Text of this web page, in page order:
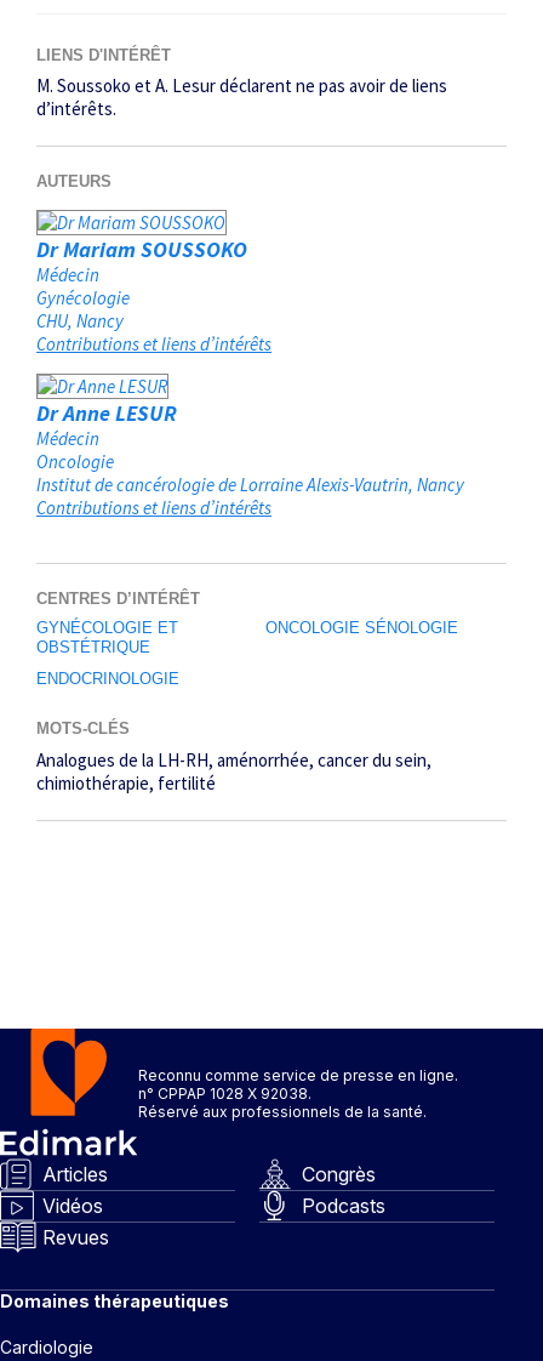
LIENS D'INTÉRÊT
M. Soussoko et A. Lesur déclarent ne pas avoir de liens
d’intérêts.
AUTEURS
Dr Mariam SOUSSOKO
Médecin
Gynécologie
CHU Nancy
Contributions et liens d’intérêts
Dr Anne LESUR
Médecin
Oncologie
Institut de cancérologie de Lorraine Alexis-Vautrin Nancy
Contributions et liens d’intérêts
CENTRES D’INTÉRÊT
GYNÉCOLOGIE ET
OBSTÉTRIQUE
ONCOLOGIE SÉNOLOGIE
ENDOCRINOLOGIE
MOTS-CLÉS
Analogues de la LH-RH aménorrhée cancer du sein
chimiothérapie fertilité
Reconnu comme service de presse en ligne.
n° CPPAP 1028 X 92038.
Réservé aux professionnels de la santé.
Articles
Congrès
Vidéos
Podcasts
Revues
Domaines thérapeutiques
Cardiologie